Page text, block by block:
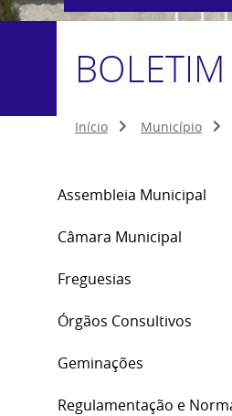
Início Município
Assembleia Municipal
Câmara Municipal
Freguesias
Órgãos Consultivos
Geminações
Regulamentação e